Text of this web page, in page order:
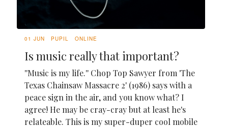
01 JUN PUPIL ONLINE
Is music really that important?
''Music is my life.'' Chop Top Sawyer from 'The
Texas Chainsaw Massacre 2' (1986) says with a
peace sign in the air, and you know what? I
agree! He may be cray-cray but at least he's
relateable. This is my super-duper cool mobile